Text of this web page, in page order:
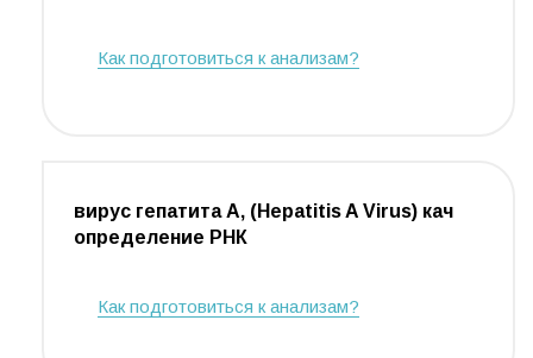
Как подготовиться к анализам?
вирус гепатита А, (Hepatitis A Virus) кач
определение РНК
Как подготовиться к анализам?